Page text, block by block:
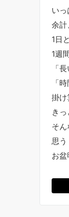
い
余計
1日
1週
「
「
掛け
きっ
そ
思う
お盆